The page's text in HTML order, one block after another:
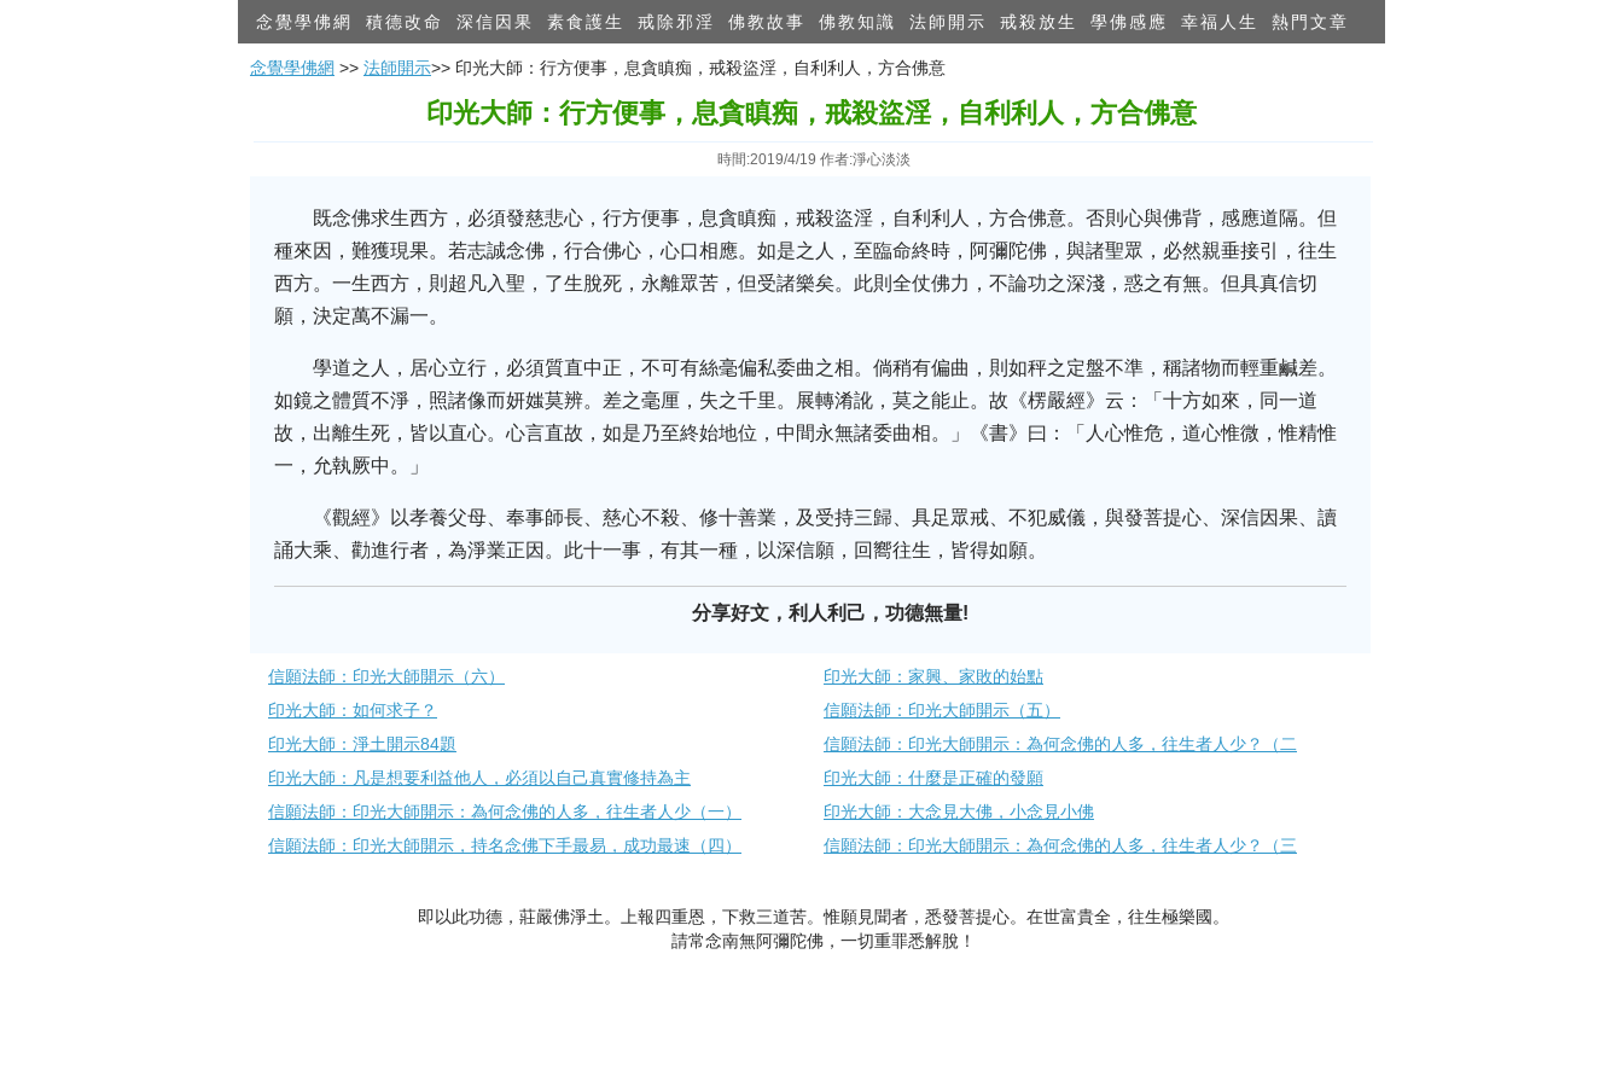
念覺學佛網 積德改命 深信因果 素食護生 戒除邪淫 佛教故事 佛教知識 法師開示 戒殺放生 學佛感應 幸福人生 熱門文章
念覺學佛網 >> 法師開示>> 印光大師：行方便事，息貪瞋痴，戒殺盜淫，自利利人，方合佛意
印光大師：行方便事，息貪瞋痴，戒殺盜淫，自利利人，方合佛意
時間:2019/4/19 作者:淨心淡淡
既念佛求生西方，必須發慈悲心，行方便事，息貪瞋痴，戒殺盜淫，自利利人，方合佛意。否則心與佛背，感應道隔。但
種來因，難獲現果。若志誠念佛，行合佛心，心口相應。如是之人，至臨命終時，阿彌陀佛，與諸聖眾，必然親垂接引，往生
西方。一生西方，則超凡入聖，了生脫死，永離眾苦，但受諸樂矣。此則全仗佛力，不論功之深淺，惑之有無。但具真信切
願，決定萬不漏一。
學道之人，居心立行，必須質直中正，不可有絲毫偏私委曲之相。倘稍有偏曲，則如秤之定盤不準，稱諸物而輕重鹹差。
如鏡之體質不淨，照諸像而妍媸莫辨。差之毫厘，失之千里。展轉淆訛，莫之能止。故《楞嚴經》云：「十方如來，同一道
故，出離生死，皆以直心。心言直故，如是乃至終始地位，中間永無諸委曲相。」《書》曰：「人心惟危，道心惟微，惟精惟
一，允執厥中。」
《觀經》以孝養父母、奉事師長、慈心不殺、修十善業，及受持三歸、具足眾戒、不犯威儀，與發菩提心、深信因果、讀
誦大乘、勸進行者，為淨業正因。此十一事，有其一種，以深信願，回嚮往生，皆得如願。
分享好文，利人利己，功德無量!
信願法師：印光大師開示（六）
印光大師：家興、家敗的始點
印光大師：如何求子？
信願法師：印光大師開示（五）
印光大師：淨土開示84題
信願法師：印光大師開示：為何念佛的人多，往生者人少？（二
印光大師：凡是想要利益他人，必須以自己真實修持為主
印光大師：什麼是正確的發願
信願法師：印光大師開示：為何念佛的人多，往生者人少（一）
印光大師：大念見大佛，小念見小佛
信願法師：印光大師開示，持名念佛下手最易，成功最速（四）
信願法師：印光大師開示：為何念佛的人多，往生者人少？（三
即以此功德，莊嚴佛淨土。上報四重恩，下救三道苦。惟願見聞者，悉發菩提心。在世富貴全，往生極樂國。
請常念南無阿彌陀佛，一切重罪悉解脫！